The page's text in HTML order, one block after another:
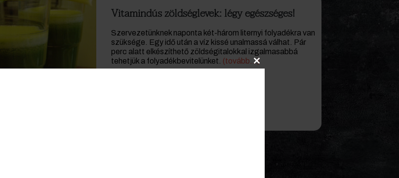
Vitamindús zöldséglevek: légy egészséges!
Szervezetünknek naponta két-három liternyi folyadékra van
szüksége. Egy idő után a víz kissé unalmassá válhat. Pár
perc alatt elkészíthető zöldségitalokkal izgalmasabbá
tehetjük a folyadékbevitelünket. (tovább…)
Close